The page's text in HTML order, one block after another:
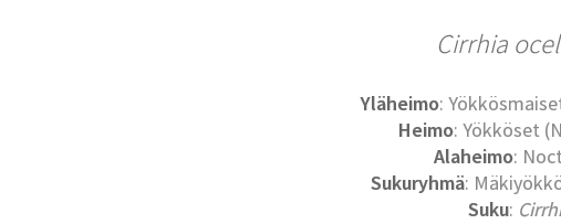
Cirrhia
Yläheimo:
Heimo: Yökköset
Alaheimo:
Sukuryhmä:
Suku: